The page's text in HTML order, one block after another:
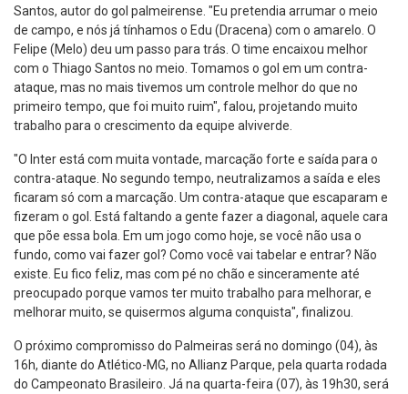
Santos, autor do gol palmeirense. "Eu pretendia arrumar o meio
de campo, e nós já tínhamos o Edu (Dracena) com o amarelo. O
Felipe (Melo) deu um passo para trás. O time encaixou melhor
com o Thiago Santos no meio. Tomamos o gol em um contra-
ataque, mas no mais tivemos um controle melhor do que no
primeiro tempo, que foi muito ruim", falou, projetando muito
trabalho para o crescimento da equipe alviverde.
"O Inter está com muita vontade, marcação forte e saída para o
contra-ataque. No segundo tempo, neutralizamos a saída e eles
ficaram só com a marcação. Um contra-ataque que escaparam e
fizeram o gol. Está faltando a gente fazer a diagonal, aquele cara
que põe essa bola. Em um jogo como hoje, se você não usa o
fundo, como vai fazer gol? Como você vai tabelar e entrar? Não
existe. Eu fico feliz, mas com pé no chão e sinceramente até
preocupado porque vamos ter muito trabalho para melhorar, e
melhorar muito, se quisermos alguma conquista", finalizou.
O próximo compromisso do Palmeiras será no domingo (04), às
16h, diante do Atlético-MG, no Allianz Parque, pela quarta rodada
do Campeonato Brasileiro. Já na quarta-feira (07), às 19h30, será